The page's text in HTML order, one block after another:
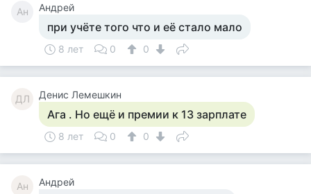
Ан Андрей
при учёте того что и её стало мало
8 лет 0 0
ДЛ Денис Лемешкин
Ага . Но ещё и премии к 13 зарплате
8 лет 0 0
Ан Андрей